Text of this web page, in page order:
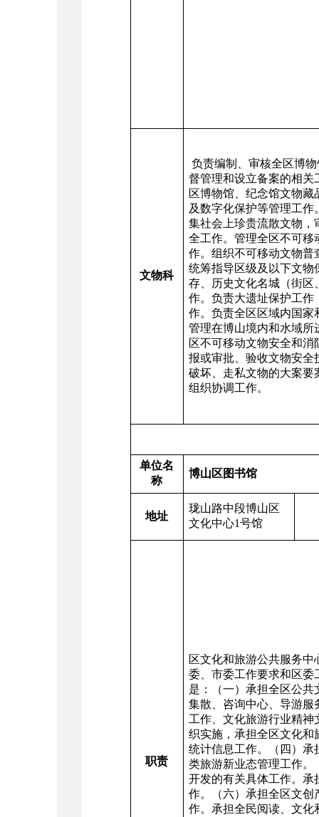
文物科
负责编制、审核全区博
督管理和设立备案的相关
区博物馆、纪念馆文物
及数字化保护等管理工
集社会上珍贵流散文物，
全工作。管理全区不可移
作。组织不可移动文物普
统筹指导区级及以下文物
存、历史文化名城（街区
作。负责大遗址保护工作
作。负责全区区域内国家
管理在博山境内和水域所
区不可移动文物安全和
报或审批、验收文物安全
破坏、走私文物的大案要
组织协调工作。
单位名
称
博山区图书馆
地址
珑山路中段博山区
文化中心1号馆
职责
区文化和旅游公共服务
委、市委工作要求和区委
是：（一）承担全区公
集散、咨询中心、导游服
工作、文化旅游行业精
织实施，承担全区文化和
统计信息工作。（四）承
类旅游新业态管理工作。
开发的有关具体工作。承
作。（六）承担全区文创
作。承担全民阅读、文化